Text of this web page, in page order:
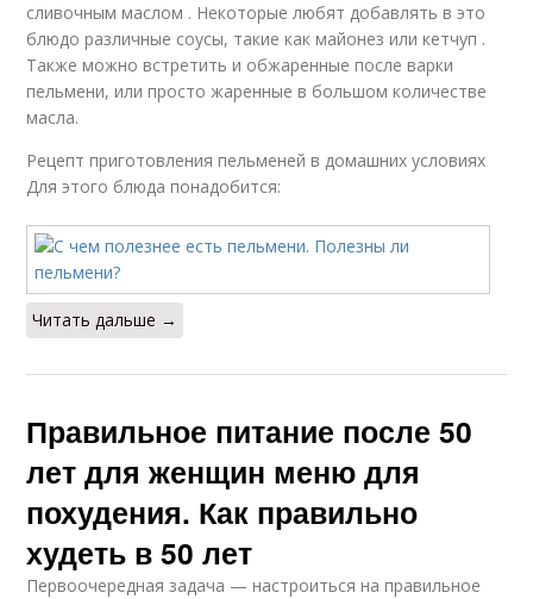
сливочным маслом . Некоторые любят добавлять в это
блюдо различные соусы, такие как майонез или кетчуп .
Также можно встретить и обжаренные после варки
пельмени, или просто жаренные в большом количестве
масла.
Рецепт приготовления пельменей в домашних условиях
Для этого блюда понадобится:
Читать дальше →
Правильное питание после 50
лет для женщин меню для
похудения. Как правильно
худеть в 50 лет
Первоочередная задача — настроиться на правильное